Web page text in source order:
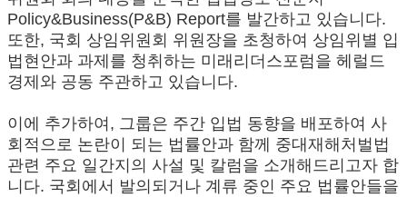
Policy&Business(P&B) Report를 발간하고 있습니다.
또한, 국회 상임위원회 위원장을 초청하여 상임위별 입
법현안과 과제를 청취하는 미래리더스포럼을 헤럴드
경제와 공동 주관하고 있습니다.
이에 추가하여, 그룹은 주간 입법 동향을 배포하여 사
회적으로 논란이 되는 법률안과 함께 중대재해처벌법
관련 주요 일간지의 사설 및 칼럼을 소개해드리고자 합
니다. 국회에서 발의되거나 계류 중인 주요 법률안들을